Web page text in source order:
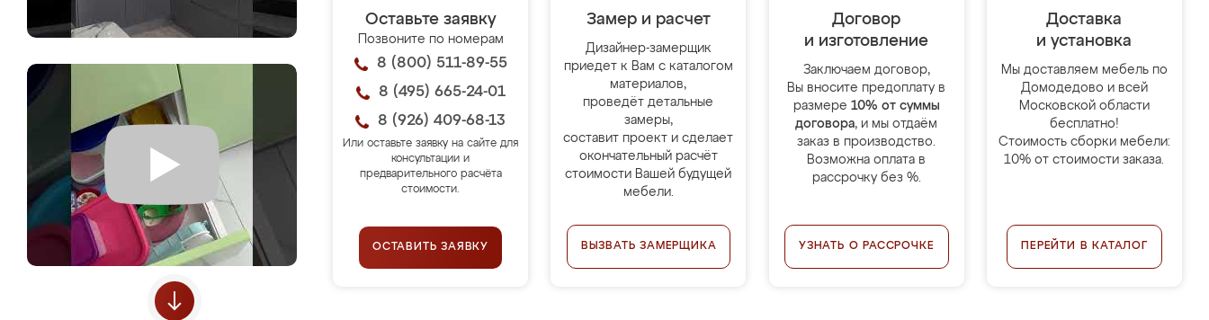
Оставьте заявку
Позвоните по номерам
8 (800) 511-89-55
8 (495) 665-24-01
8 (926) 409-68-13
Или оставьте заявку на сайте для
консультации и
предварительного расчёта
стоимости.
ОСТАВИТЬ ЗАЯВКУ
Замер и расчет
Дизайнер-замерщик
приедет к Вам с каталогом
материалов,
проведёт детальные
замеры,
составит проект и сделает
окончательный расчёт
стоимости Вашей будущей
мебели.
ВЫЗВАТЬ ЗАМЕРЩИКА
Договор
и изготовление
Заключаем договор,
Вы вносите предоплату в
размере 10% от суммы
договора, и мы отдаём
заказ в производство.
Возможна оплата в
рассрочку без %.
УЗНАТЬ О РАССРОЧКЕ
Доставка
и установка
Мы доставляем мебель по
Домодедово и всей
Московской области
бесплатно!
Стоимость сборки мебели:
10% от стоимости заказа.
ПЕРЕЙТИ В КАТАЛОГ